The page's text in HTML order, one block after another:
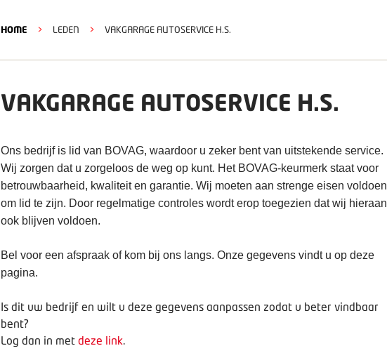
HOME > LEDEN > VAKGARAGE AUTOSERVICE H.S.
VAKGARAGE AUTOSERVICE H.S.
Ons bedrijf is lid van BOVAG, waardoor u zeker bent van uitstekende service.
Wij zorgen dat u zorgeloos de weg op kunt. Het BOVAG-keurmerk staat voor
betrouwbaarheid, kwaliteit en garantie. Wij moeten aan strenge eisen voldoen
om lid te zijn. Door regelmatige controles wordt erop toegezien dat wij hieraan
ook blijven voldoen.
Bel voor een afspraak of kom bij ons langs. Onze gegevens vindt u op deze
pagina.
Is dit uw bedrijf en wilt u deze gegevens aanpassen zodat u beter vindbaar
bent?
Log dan in met deze link.